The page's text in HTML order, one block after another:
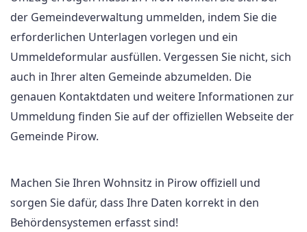
der Gemeindeverwaltung ummelden, indem Sie die
erforderlichen Unterlagen vorlegen und ein
Ummeldeformular ausfüllen. Vergessen Sie nicht, sich
auch in Ihrer alten Gemeinde abzumelden. Die
genauen Kontaktdaten und weitere Informationen zur
Ummeldung finden Sie auf der offiziellen Webseite der
Gemeinde Pirow.
Machen Sie Ihren Wohnsitz in Pirow offiziell und
sorgen Sie dafür, dass Ihre Daten korrekt in den
Behördensystemen erfasst sind!